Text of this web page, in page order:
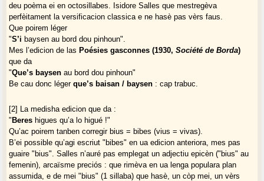
deu poèma ei en octosillabes. Isidore Salles que mestregèva
perfèitament la versificacion classica e ne hasè pas vèrs faus.
Que poirem léger
"S’i baysen au bord dou pinhoun".
Mes l’edicion de las Poésies gasconnes (1930,Société de Borda)
que da
"Que’s baysen au bord dou pinhoun"
Be cau donc légerque’s baisan / baysen : cap trabuc.
[2] La medisha edicion que da :
" Beres higues qu’a lo higué !"
Qu’ac poirem tanben corregir bius = bibes (vius = vivas).
B’ei possible qu’agi escriut "bibes" en ua edicion anteriora, mes pas
guaire "bius". Salles n’auré pas emplegat un adjectiu epicèn ("bius" au
femenin), arcaïsme preciós : que rimèva en ua lenga populara plan
assumida, e de mei "bius" (1 sillaba) que hasè, un còp mei, un vèrs